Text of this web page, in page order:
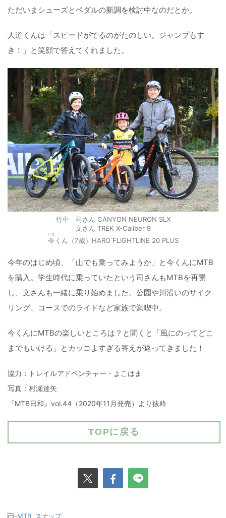
ただいまシューズとペダルの新調を検討中なのだとか。
人道くんは「スピードがでるのがたのしい。ジャンプもす
き！」と笑顔で答えてくれました。
竹中 司さん CANYON NEURON SLX
文さん TREK X-Caliber 9
今
いま
くん（7歳）HARO FLIGHTLINE 20 PLUS
今年のはじめ頃、「山でも乗ってみようか」と今くんにMTB
を購入。学生時代に乗っていたという司さんもMTBを再開
し、文さんも一緒に乗り始めました。公園や川沿いのサイク
リング、コースでのライドなど家族で満喫中。
今くんにMTBの楽しいところは？と聞くと「風にのってどこ
までもいける」とカッコよすぎる答えが返ってきました！
協力：トレイルアドベンチャー・よこはま
写真：村瀬達矢
『MTB日和』vol.44（2020年11月発売）より抜粋
TOPに戻る
-MTB スナップ